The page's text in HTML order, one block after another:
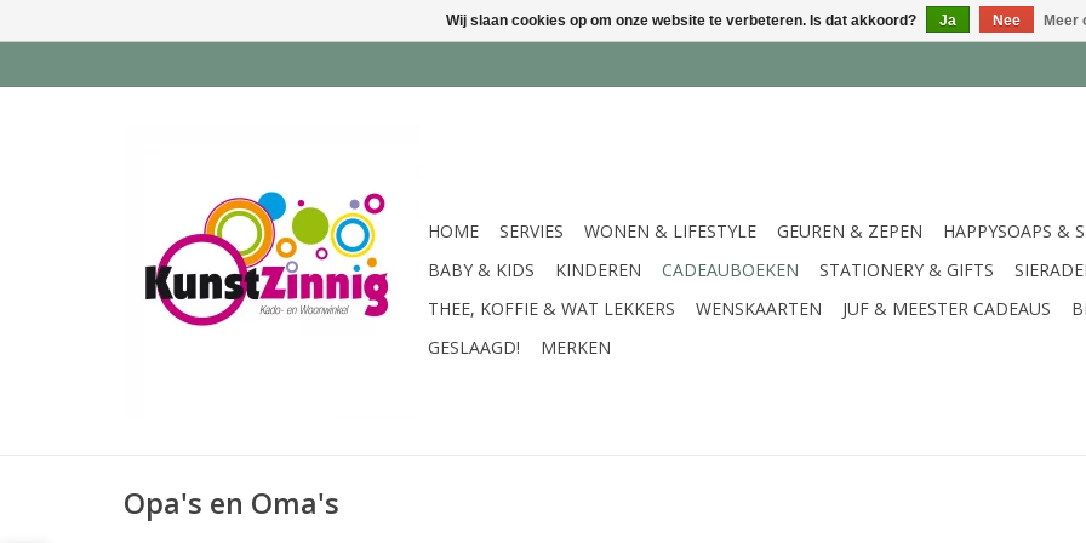
HOME SERVIES WONEN & LIFESTYLE GEUREN & ZEPEN HAPPYSOAPS &
BABY & KIDS
KINDEREN CADEAUBOEKEN STATIONERY & GIFTS
THEE, KOFFIE & WAT LEKKERS
WENSKAARTEN JUF & MEESTER CADEAUS
GESLAAGD!
MERKEN
Opa's en Oma's
Wij slaan cookies op om onze website te verbeteren. Is dat akkoord? Ja Nee Meer